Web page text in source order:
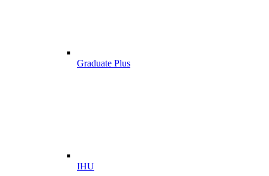
Graduate Plus
IHU